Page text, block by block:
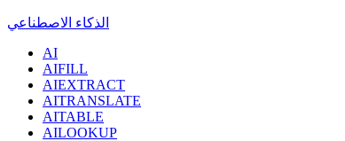
الذكاء الاصطناعي
AI
AIFILL
AIEXTRACT
AITRANSLATE
AITABLE
AILOOKUP